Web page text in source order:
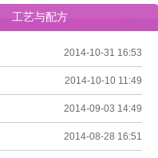
工艺与配方
2014-10-31 16:53
2014-10-10 11:49
2014-09-03 14:49
2014-08-28 16:51